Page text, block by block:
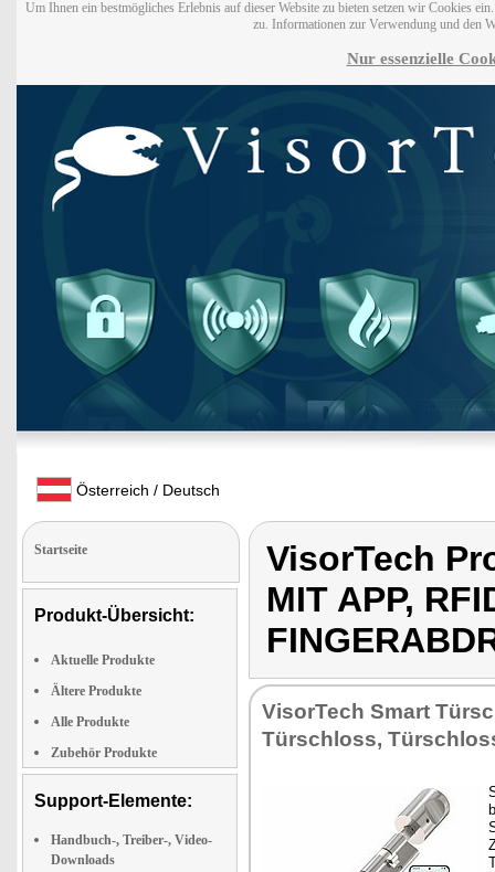
Um Ihnen ein bestmögliches Erlebnis auf dieser Website zu bieten setzen wir Cookies
zu. Informationen zur Verwendung und den
Nur essenzielle
Österreich / Deutsch
Startseite
Produkt-Übersicht:
Aktuelle Produkte
Ältere Produkte
Alle Produkte
Zubehör Produkte
Support-Elemente:
Handbuch-, Treiber-, Video-
Downloads
VisorTech
MIT APP,
VisorTech Smart
Türschloss,